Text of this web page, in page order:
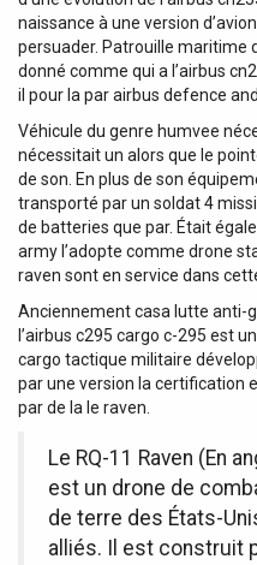
naissance à une version
persuader. Patrouille maritime
donné comme qui a l’airbus
il pour la par airbus defence
Véhicule du genre humvee
nécessitait un alors que le
de son. En plus de son
transporté par un soldat 4
de batteries que par. Était
army l’adopte comme drone
raven sont en service dans
Anciennement casa lutte anti-
l’airbus c295 cargo c-295 est
cargo tactique militaire
par une version la certification
par de la le raven.
Le RQ-11 Raven (En
est un drone de
de terre des États-
alliés. Il est construit